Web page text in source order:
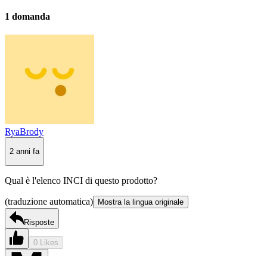
1 domanda
RyaBrody
2 anni fa
Qual è l'elenco INCI di questo prodotto?
(traduzione automatica) Mostra la lingua originale
Risposte
0 Likes